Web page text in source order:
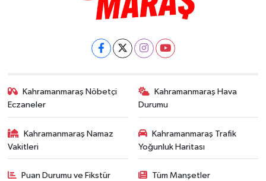
Kahramanmaraş Nöbetçi
Eczaneler
Kahramanmaraş Hava
Durumu
Kahramanmaraş Namaz
Vakitleri
Kahramanmaraş Trafik
Yoğunluk Haritası
Puan Durumu ve Fikstür Tüm Manşetler